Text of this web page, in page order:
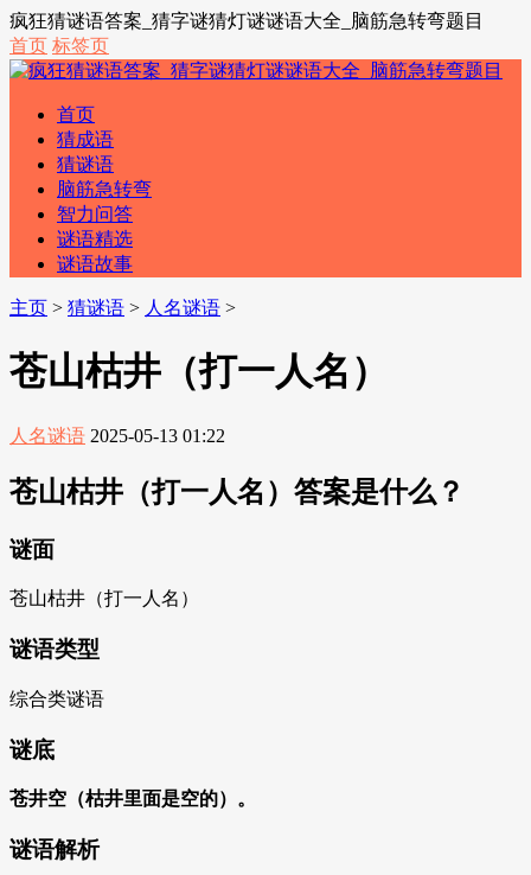
疯狂猜谜语答案_猜字谜猜灯谜谜语大全_脑筋急转弯题目
首页 标签页
首页
猜成语
猜谜语
脑筋急转弯
智力问答
谜语精选
谜语故事
主页 > 猜谜语 > 人名谜语 >
苍山枯井（打一人名）
人名谜语 2025-05-13 01:22
苍山枯井（打一人名）答案是什么？
谜面
苍山枯井（打一人名）
谜语类型
综合类谜语
谜底
苍井空（枯井里面是空的）。
谜语解析